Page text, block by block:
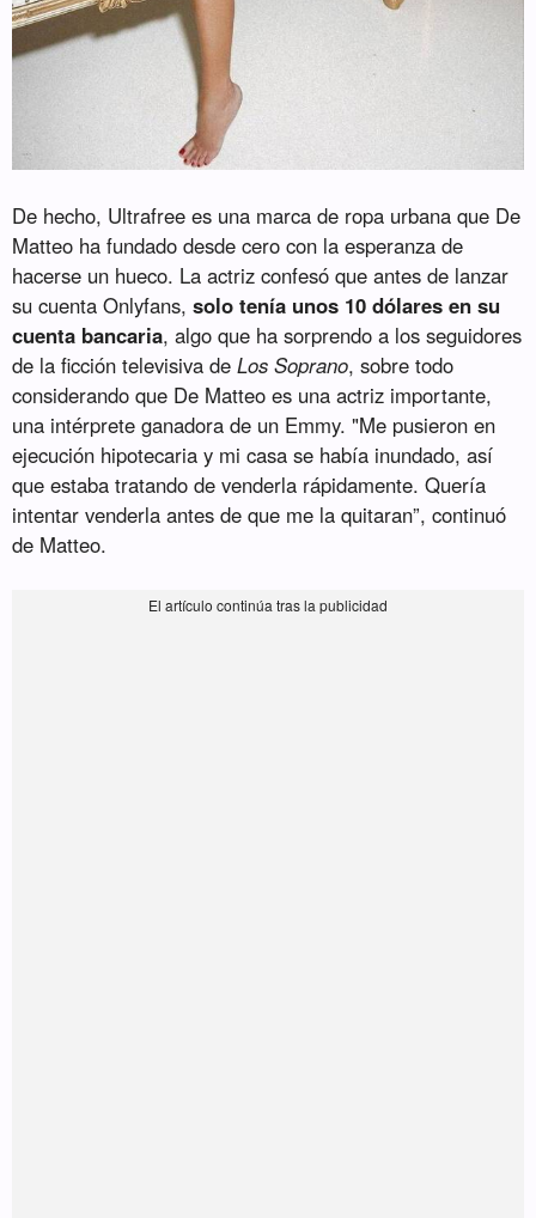
De hecho, Ultrafree es una marca de ropa urbana que De
Matteo ha fundado desde cero con la esperanza de
hacerse un hueco. La actriz confesó que antes de lanzar
su cuenta Onlyfans,solo tenía unos 10 dólares en su
cuenta bancaria, algo que ha sorprendo a los seguidores
de la ficción televisiva deLos Soprano, sobre todo
considerando que De Matteo es una actriz importante,
una intérprete ganadora de un Emmy. "Me pusieron en
ejecución hipotecaria y mi casa se había inundado, así
que estaba tratando de venderla rápidamente. Quería
intentar venderla antes de que me la quitaran”, continuó
de Matteo.